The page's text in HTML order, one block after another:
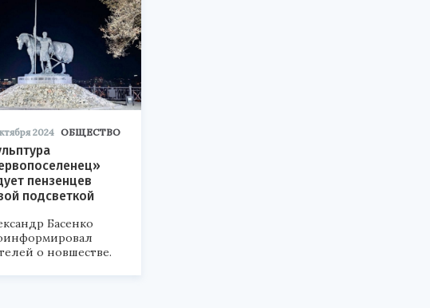
2024 ОБЩЕСТВО
пензенцев
подсветкой
Басенко
о новшестве.